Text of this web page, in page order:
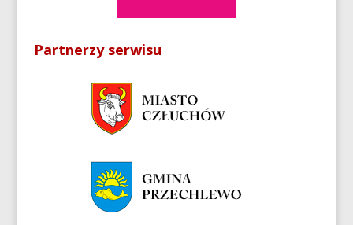
Partnerzy serwisu